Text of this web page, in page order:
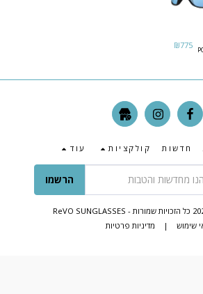
₪775
חדשות קולקציות עוד
הרשמו
ReVO SUNGLASSES
שימוש | מדיניות פרטיות